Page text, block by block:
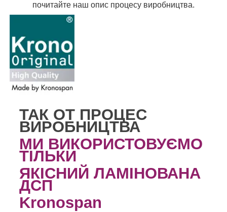
почитайте наш опис процесу виробництва.
ТАК ОТ ПРОЦЕС
ВИРОБНИЦТВА
МИ ВИКОРИСТОВУЄМО
ТІЛЬКИ
ЯКІСНИЙ ЛАМІНОВАНА
ДСП
Kronospan